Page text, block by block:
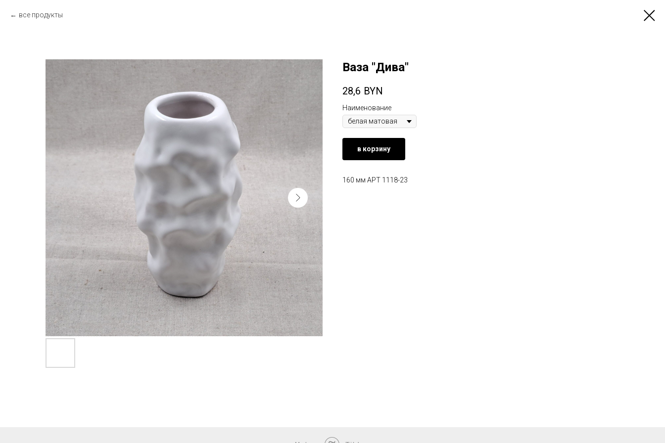
все продукты
Ваза "Дива"
28,6 BYN
Наименование
в корзину
160 мм АРТ 1118-23